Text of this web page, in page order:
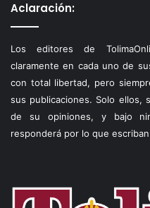
Aclaración:
Los editores de
claramente en cada uno de
con total libertad, pero
sus publicaciones. Solo ellos,
de su opiniones, y bajo
responderá por lo que